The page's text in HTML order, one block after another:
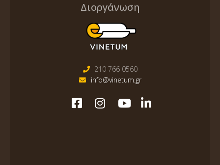
Διοργάνωση
210 766 0560
info@vinetum.gr